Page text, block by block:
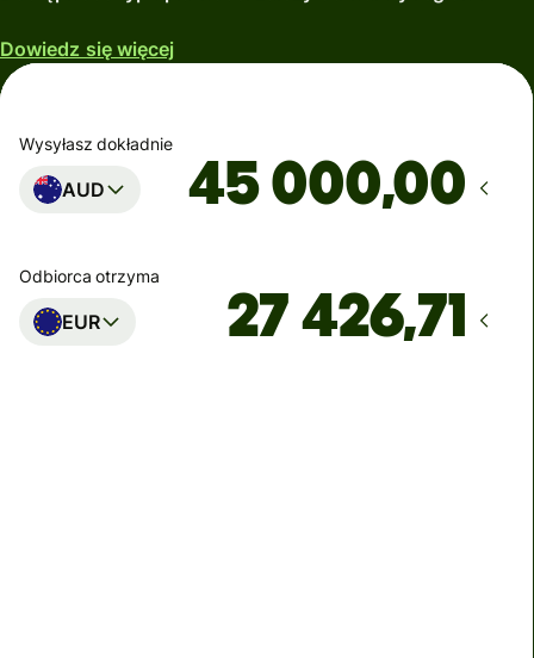
Dowiedz się więcej
Wysyłasz dokładnie
AUD ,00
Odbiorca otrzyma
EUR